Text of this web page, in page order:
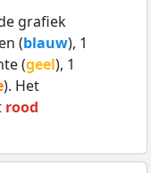
grafiek
(blauw), 1
(geel), 1
). Het
rood